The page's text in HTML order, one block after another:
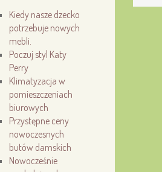
Kiedy nasze dzecko
potrzebuje nowych
mebli.
Poczuj styl Katy
Perry
Klimatyzacja w
pomieszczeniach
biurowych
Przystępne ceny
nowoczesnych
butów damskich
Nowocześnie